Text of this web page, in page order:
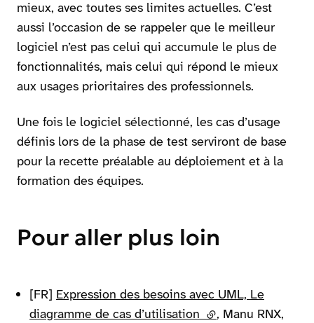
mieux, avec toutes ses limites actuelles. C’est
aussi l’occasion de se rappeler que le meilleur
logiciel n’est pas celui qui accumule le plus de
fonctionnalités, mais celui qui répond le mieux
aux usages prioritaires des professionnels.
Une fois le logiciel sélectionné, les cas d’usage
définis lors de la phase de test serviront de base
pour la recette préalable au déploiement et à la
formation des équipes.
Pour aller plus loin
[FR] Expression des besoins avec UML, Le
diagramme de cas d’utilisation (lien externe)
, Manu RNX,